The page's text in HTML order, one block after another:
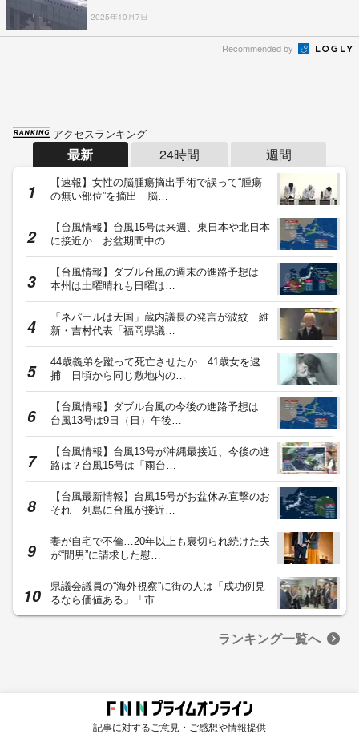
2025年10月7日
Recommended by
アクセスランキング
最新 24時間 週間
【速報】女性の脳腫瘍摘出手術で誤って“腫瘍
の無い部位”を摘出 脳…
【台風情報】台風15号は来週、東日本や北日本
に接近か お盆期間中の…
【台風情報】ダブル台風の週末の進路予想は
本州は土曜晴れも日曜は…
「ネパールは天国」蔵内議長の発言が波紋 維
新・吉村代表「福岡県議…
44歳義弟を蹴って死亡させたか 41歳女を逮
捕 日頃から同じ敷地内の…
【台風情報】ダブル台風の今後の進路予想は
台風13号は9日（日）午後…
【台風情報】台風13号が沖縄最接近、今後の進
路は？台風15号は「雨台…
【台風最新情報】台風15号がお盆休み直撃のお
それ 列島に台風が接近…
妻が自宅で不倫…20年以上も裏切られ続けた夫
が“間男”に請求した慰…
県議会議員の“海外視察”に街の人は「成功例見
るなら価値ある」「市…
ランキング一覧へ
記事に対するご意見・ご感想や情報提供